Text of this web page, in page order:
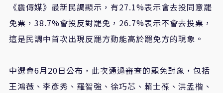
《震傳媒》最新民調顯示，有27.1%表示會去投同意罷
免票，38.7%會投反對罷免，26.7%表示不會去投票，
這是民調中首次出現反罷方動能高於罷免方的現象。
中選會6月20日公布，此次通過審查的罷免對象，包括
王鴻薇、李彥秀、羅智強、徐巧芯、賴士葆、洪孟楷、